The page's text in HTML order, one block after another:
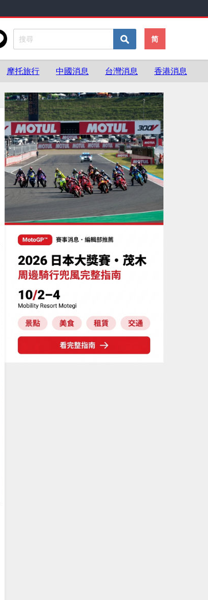
简
摩托旅行 中國消息 台灣消息 香港消息